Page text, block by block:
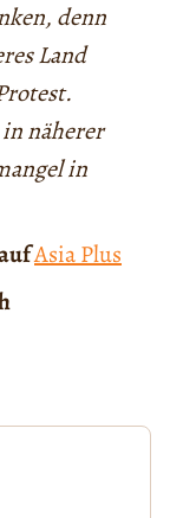
denn
Land
näherer
in
Asia Plus